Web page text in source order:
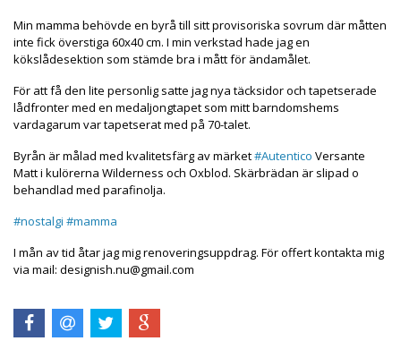
Min mamma behövde en byrå till sitt provisoriska sovrum där måtten
inte fick överstiga 60x40 cm. I min verkstad hade jag en
kökslådesektion som stämde bra i mått för ändamålet.
För att få den lite personlig satte jag nya täcksidor och tapetserade
lådfronter med en medaljongtapet som mitt barndomshems
vardagarum var tapetserat med på 70-talet.
Byrån är målad med kvalitetsfärg av märket#Autentico Versante
Matt i kulörerna Wilderness och Oxblod. Skärbrädan är slipad o
behandlad med parafinolja.
#nostalgi #mamma
I mån av tid åtar jag mig renoveringsuppdrag. För offert kontakta mig
via mail: designish.nu@gmail.com